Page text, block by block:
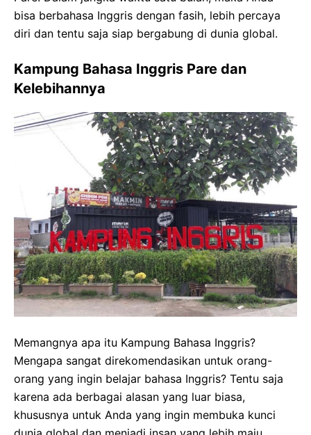
bisa berbahasa Inggris dengan fasih, lebih percaya
diri dan tentu saja siap bergabung di dunia global.
Kampung Bahasa Inggris Pare dan
Kelebihannya
Memangnya apa itu Kampung Bahasa Inggris?
Mengapa sangat direkomendasikan untuk orang-
orang yang ingin belajar bahasa Inggris? Tentu saja
karena ada berbagai alasan yang luar biasa,
khususnya untuk Anda yang ingin membuka kunci